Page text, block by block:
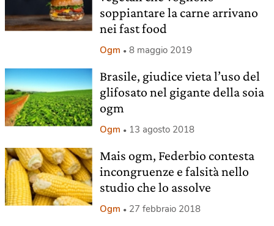
soppiantare la carne arrivano
nei fast food
Ogm 8 maggio 2019
Brasile, giudice vieta l’uso del
glifosato nel gigante della soia
ogm
Ogm 13 agosto 2018
Mais ogm, Federbio contesta
incongruenze e falsità nello
studio che lo assolve
Ogm 27 febbraio 2018